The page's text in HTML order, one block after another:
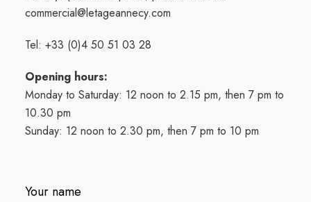
commercial@letageannecy.com
Tel: +33 (0)4 50 51 03 28
Opening hours:
Monday to Saturday: 12 noon to 2.15 pm, then 7 pm to
10.30 pm
Sunday: 12 noon to 2.30 pm, then 7 pm to 10 pm
Your name